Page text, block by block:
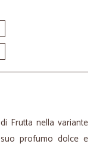
Frutta nella variante
profumo dolce e